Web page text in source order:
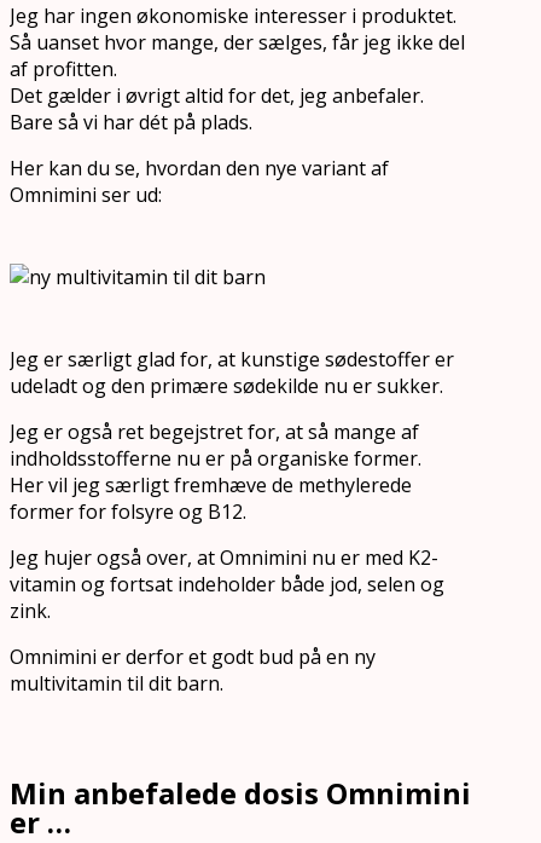
Jeg har ingen økonomiske interesser i produktet.
Så uanset hvor mange, der sælges, får jeg ikke del
af profitten.
Det gælder i øvrigt altid for det, jeg anbefaler.
Bare så vi har dét på plads.
Her kan du se, hvordan den nye variant af
Omnimini ser ud:
Jeg er særligt glad for, at kunstige sødestoffer er
udeladt og den primære sødekilde nu er sukker.
Jeg er også ret begejstret for, at så mange af
indholdsstofferne nu er på organiske former.
Her vil jeg særligt fremhæve de methylerede
former for folsyre og B12.
Jeg hujer også over, at Omnimini nu er med K2-
vitamin og fortsat indeholder både jod, selen og
zink.
Omnimini er derfor et godt bud på en ny
multivitamin til dit barn.
Min anbefalede dosis Omnimini
er …